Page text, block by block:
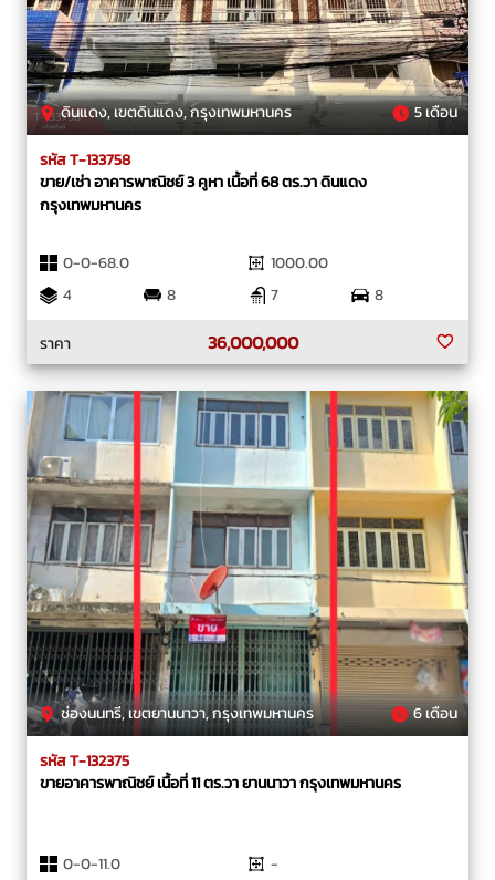
ดินแดง, เขตดินแดง, กรุงเทพมหานคร 5 เดือน
รหัส T-133758
ขาย/เช่า อาคารพาณิชย์ 3 คูหา เนื้อที่ 68 ตร.วา ดินแดง
กรุงเทพมหานคร
0-0-68.0
1000.00
4
8 7
8
ราคา
36,000,000
ช่องนนทรี, เขตยานนาวา, กรุงเทพมหานคร 6 เดือน
รหัส T-132375
ขายอาคารพาณิชย์ เนื้อที่ 11 ตร.วา ยานนาวา กรุงเทพมหานคร
0-0-11.0
-